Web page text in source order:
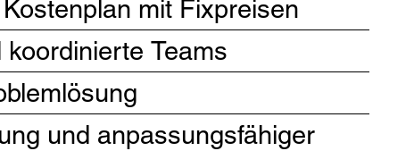
mit Fixpreisen
Teams
und anpassungsfähiger